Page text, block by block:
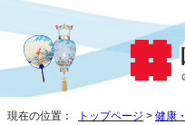
現在の位置： トップページ > 健康